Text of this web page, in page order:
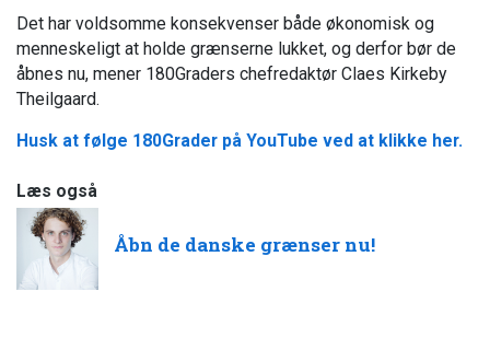
Det har voldsomme konsekvenser både økonomisk og
menneskeligt at holde grænserne lukket, og derfor bør de
åbnes nu, mener 180Graders chefredaktør Claes Kirkeby
Theilgaard.
Husk at følge 180Grader på YouTube ved at klikke her.
Læs også
Åbn de danske grænser nu!